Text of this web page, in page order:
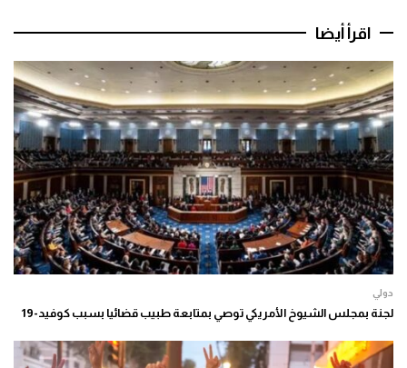
اقرأ أيضا
دولي
لجنة بمجلس الشيوخ الأمريكي توصي بمتابعة طبيب قضائيا بسبب كوفيد-19